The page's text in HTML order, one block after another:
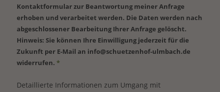
Kontaktformular zur Beantwortung meiner Anfrage
erhoben und verarbeitet werden. Die Daten werden nach
abgeschlossener Bearbeitung Ihrer Anfrage gelöscht.
Hinweis: Sie können Ihre Einwilligung jederzeit für die
Zukunft per E-Mail an info@schuetzenhof-ulmbach.de
widerrufen. *
Detaillierte Informationen zum Umgang mit